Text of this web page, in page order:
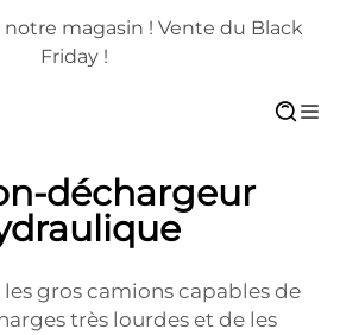
magasin ! Vente du Black
Friday !
déchargeur
gros camions capables de
très lourdes et de les